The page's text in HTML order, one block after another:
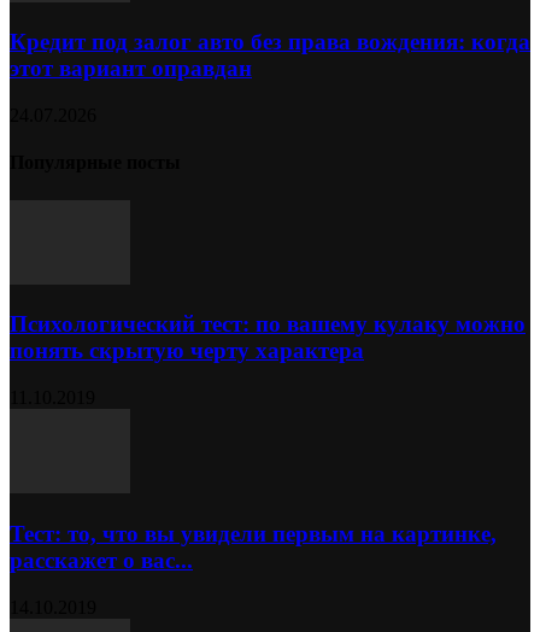
Кредит под залог авто без права вождения: когда
этот вариант оправдан
Психологический тест: по вашему кулаку можно
понять скрытую черту характера
Тест: то, что вы увидели первым на картинке,
расскажет о вас...